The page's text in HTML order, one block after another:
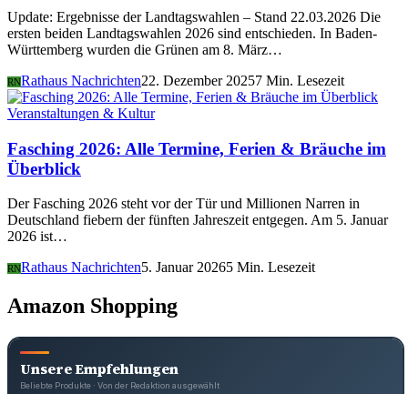
Update: Ergebnisse der Landtagswahlen – Stand 22.03.2026 Die
ersten beiden Landtagswahlen 2026 sind entschieden. In Baden-
Württemberg wurden die Grünen am 8. März…
RNRathaus Nachrichten22. Dezember 20257 Min. Lesezeit
Veranstaltungen & Kultur
Fasching 2026: Alle Termine, Ferien & Bräuche im
Überblick
Der Fasching 2026 steht vor der Tür und Millionen Narren in
Deutschland fiebern der fünften Jahreszeit entgegen. Am 5. Januar
2026 ist…
RNRathaus Nachrichten5. Januar 20265 Min. Lesezeit
Amazon Shopping
Unsere Empfehlungen
Beliebte Produkte · Von der Redaktion ausgewählt